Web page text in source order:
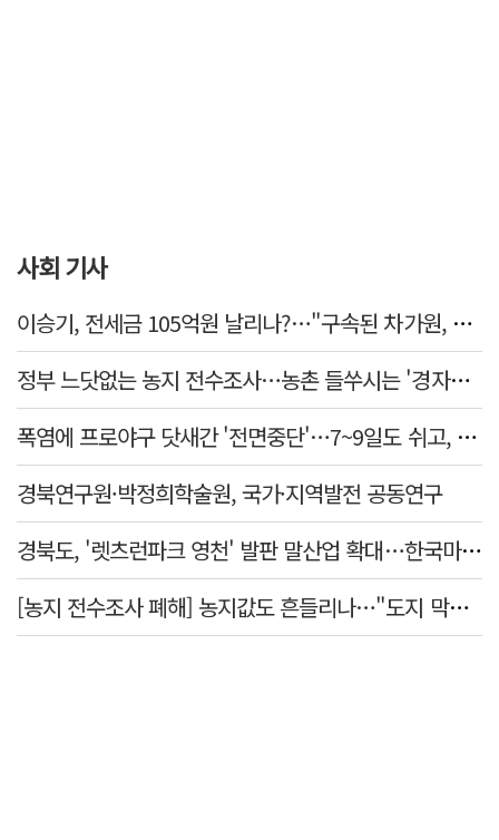
사회 기사
이승기, 전세금 105억원 날리나?…"구속된 차가원, 형사 범죄 영역"
정부 느닷없는 농지 전수조사…농촌 들쑤시는 '경자유전'의 칼날
폭염에 프로야구 닷새간 '전면중단'…7~9일도 쉬고, 11일 재개
경북연구원·박정희학술원, 국가·지역발전 공동연구
경북도, '렛츠런파크 영천' 발판 말산업 확대…한국마사회 유치도 총력
[농지 전수조사 폐해] 농지값도 흔들리나…"도지 막히면 헐값 매물 나올 수도"